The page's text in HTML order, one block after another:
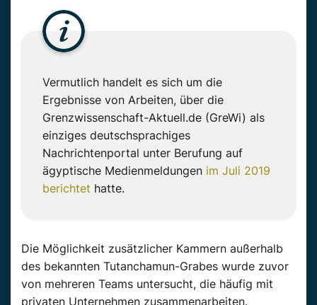
Vermutlich handelt es sich um die
Ergebnisse von Arbeiten, über die
Grenzwissenschaft-Aktuell.de (GreWi) als
einziges deutschsprachiges
Nachrichtenportal unter Berufung auf
ägyptische Medienmeldungen im Juli 2019
berichtet hatte.
Die Möglichkeit zusätzlicher Kammern außerhalb
des bekannten Tutanchamun-Grabes wurde zuvor
von mehreren Teams untersucht, die häufig mit
privaten Unternehmen zusammenarbeiten.